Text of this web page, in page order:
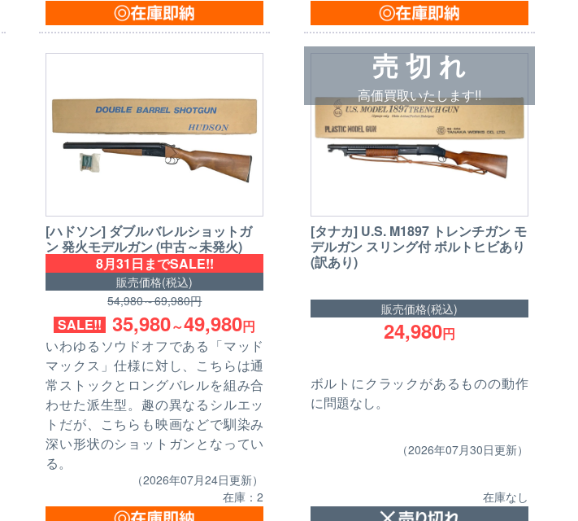
[ハドソン] ダブルバレルショットガ
ン 発火モデルガン (中古～未発火)
8月31日までSALE!!
販売価格(税込)
54,980～69,980円
SALE!! 35,980～49,980円
いわゆるソウドオフである「マッド
マックス」仕様に対し、こちらは通
常ストックとロングバレルを組み合
わせた派生型。趣の異なるシルエッ
トだが、こちらも映画などで馴染み
深い形状のショットガンとなってい
る。
（2026年07月24日更新）
在庫：2
売 切 れ
高価買取いたします!!
[タナカ] U.S. M1897 トレンチガン モ
デルガン スリング付 ボルトヒビあり
(訳あり)
販売価格(税込)
24,980円
ボルトにクラックがあるものの動作
に問題なし。
（2026年07月30日更新）
在庫なし